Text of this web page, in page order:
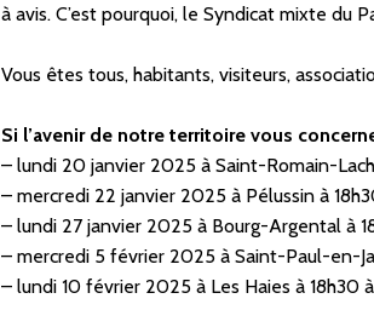
à avis. C’est pourquoi, le Syndicat mixte du
Vous êtes tous, habitants, visiteurs,
Si l’avenir de notre territoire vous
– lundi 20 janvier 2025 à Saint-Romain-
– mercredi 22 janvier 2025 à Pélussin à
– lundi 27 janvier 2025 à Bourg-Argental à
– mercredi 5 février 2025 à Saint-Paul-en-
– lundi 10 février 2025 à Les Haies à 18h30